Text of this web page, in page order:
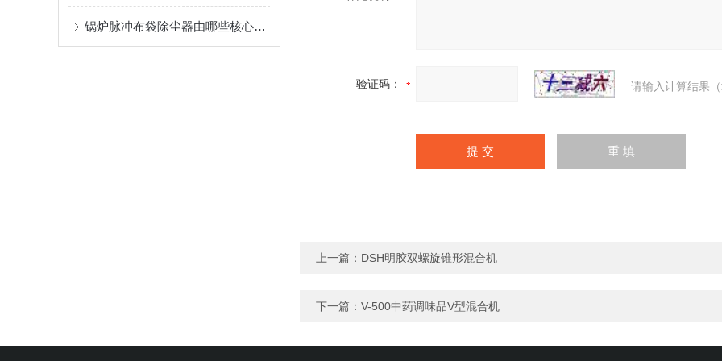
锅炉脉冲布袋除尘器由哪些核心结构组成？
验证码： 请输入计算结果
上一篇： DSH明胶双螺旋锥形混合机
下一篇： V-500中药调味品V型混合机